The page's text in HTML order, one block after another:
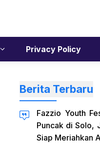
Privacy Policy
Berita Terbaru
Fazzio Youth
Puncak di Solo,
Siap Meriahkan